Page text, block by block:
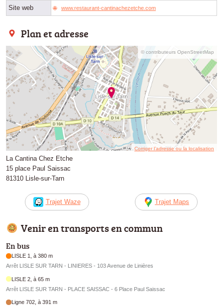
Site web www.restaurant-cantinachezetche.com
Plan et adresse
© contributeurs OpenStreetMap
Corriger l’adresse ou la localisation
La Cantina Chez Etche
15 place Paul Saissac
81310 Lisle-sur-Tarn
Trajet Waze Trajet Maps
Venir en transports en commun
En bus
LISLE 1, à 380 m
Arrêt LISLE SUR TARN - LINIERES - 103 Avenue de Linières
LISLE 2, à 65 m
Arrêt LISLE SUR TARN - PLACE SAISSAC - 6 Place Paul Saissac
Ligne 702, à 391 m